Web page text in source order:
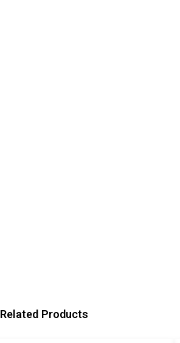
Related Products